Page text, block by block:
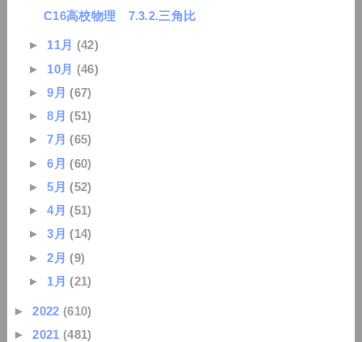
C16高校物理 7.3.2.三角比
► 11月 (42)
► 10月 (46)
►9月 (67)
►8月 (51)
►7月 (65)
►6月 (60)
►5月 (52)
►4月 (51)
►3月 (14)
►2月 (9)
► 1月 (21)
►2022 (610)
►2021 (481)